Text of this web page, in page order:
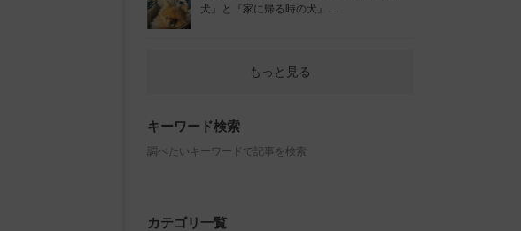
犬』と『家に帰る時の犬』…
もっと見る
キーワード検索
調べたいキーワードで記事を検索
カテゴリ一覧